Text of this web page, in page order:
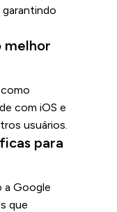
garantindo
melhor
com iOS e
usuários.
para
a Google
que